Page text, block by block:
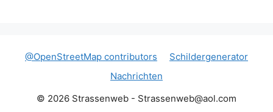
@OpenStreetMap contributors
Schildergenerator
Nachrichten
© 2026 Strassenweb - Strassenweb@aol.com